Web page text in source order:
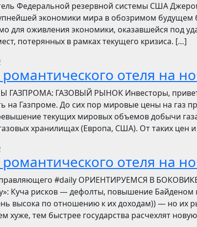
Федеральной резервной системы США
экономики мира в обозримом будущем
для оживления экономики, оказавшейся под
потерянных в рамках текущего кризиса. […]
романтического отеля на
ГАЗОВЫЙ РЫНОК Инвесторы, привет!
на Газпроме. До сих пор мировые цены на газ
текущих мировых объемов добычи
хранилищах (Европа, США). От таких цен
романтического отеля на
#daily ОРИЕНТИРУЕМСЯ В
Куча рисков — дефолты, повышение Байденом
высока по отношению к их доходам)) — но их
хуже, тем быстрее государства расчехлят